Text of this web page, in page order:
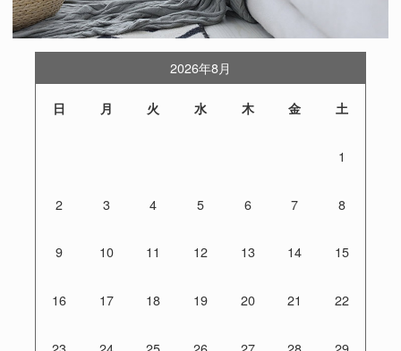
2026年8月
日 月 火 水 木 金 土
1
2 3 4 5 6 7 8
9 10 11 12 13 14 15
16 17 18 19 20 21 22